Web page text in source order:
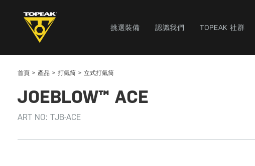
挑選裝備 認識我們 TOPEAK 社群
首頁 產品 打氣筒 立式打氣筒
JOEBLOW™ ACE
ART NO: TJB-ACE